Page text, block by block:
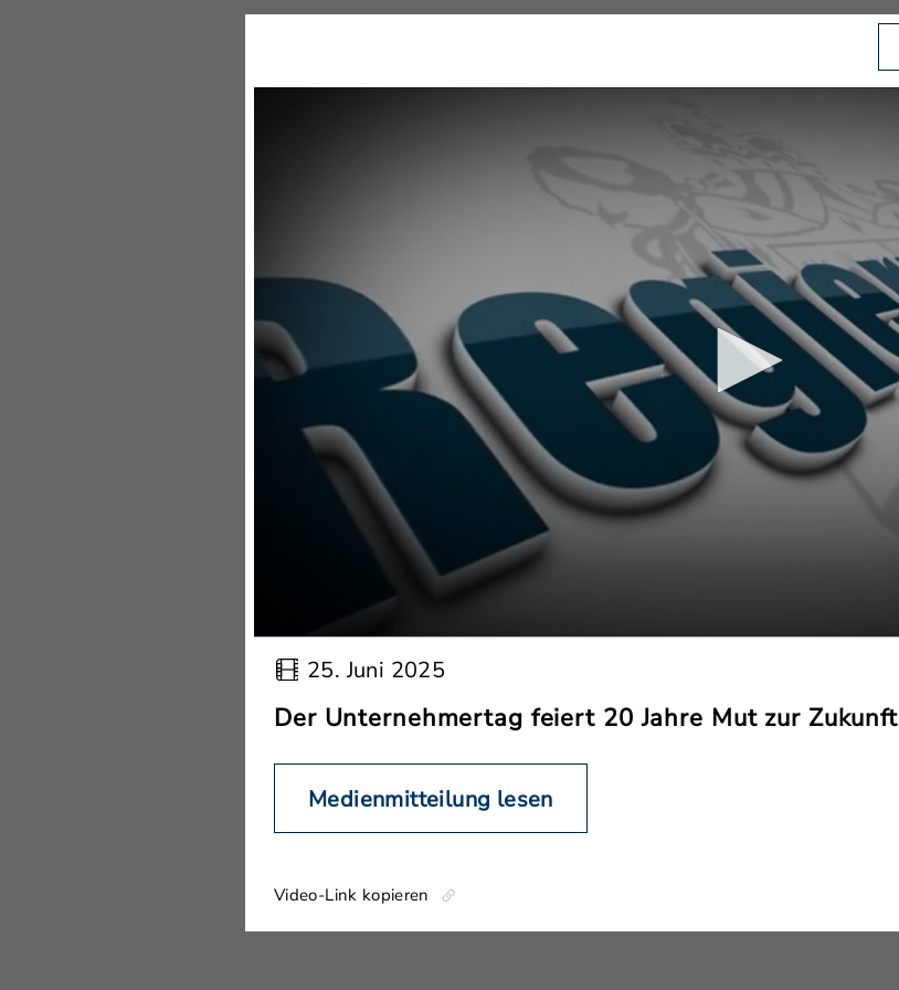
25. Juni 2025
Der Unternehmertag feiert 20 Jahre Mut zur Zukunft
Medienmitteilung lesen
Video-Link kopieren